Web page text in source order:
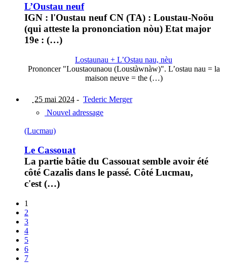
L’Oustau neuf
IGN : l'Oustau neuf CN (TA) : Loustau-Noöu
(qui atteste la prononciation nòu) Etat major
19e : (…)
Lostaunau + L’Ostau nau, nèu
Prononcer "Loustaounaou (Loustàwnàw)". L’ostau nau = la
maison neuve = the (…)
25 mai 2024 - Tederic Merger
Nouvel adressage
(Lucmau)
Le Cassouat
La partie bâtie du Cassouat semble avoir été
côté Cazalis dans le passé. Côté Lucmau,
c'est (…)
1
2
3
4
5
6
7